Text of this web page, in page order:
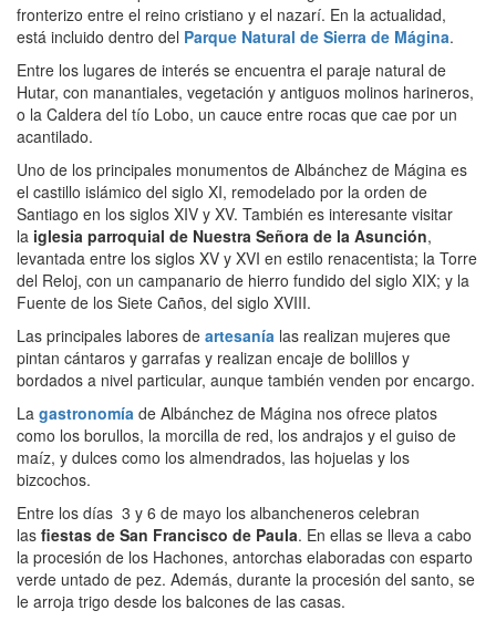
fronterizo entre el reino cristiano y el nazarí. En la actualidad,
está incluido dentro del Parque Natural de Sierra de Mágina.
Entre los lugares de interés se encuentra el paraje natural de
Hutar, con manantiales, vegetación y antiguos molinos harineros,
o la Caldera del tío Lobo, un cauce entre rocas que cae por un
acantilado.
Uno de los principales monumentos de Albánchez de Mágina es
el castillo islámico del siglo XI, remodelado por la orden de
Santiago en los siglos XIV y XV. También es interesante visitar
la iglesia parroquial de Nuestra Señora de la Asunción,
levantada entre los siglos XV y XVI en estilo renacentista; la Torre
del Reloj, con un campanario de hierro fundido del siglo XIX; y la
Fuente de los Siete Caños, del siglo XVIII.
Las principales labores de artesanía las realizan mujeres que
pintan cántaros y garrafas y realizan encaje de bolillos y
bordados a nivel particular, aunque también venden por encargo.
La gastronomía de Albánchez de Mágina nos ofrece platos
como los borullos, la morcilla de red, los andrajos y el guiso de
maíz, y dulces como los almendrados, las hojuelas y los
bizcochos.
Entre los días 3 y 6 de mayo los albancheneros celebran
las fiestas de San Francisco de Paula. En ellas se lleva a cabo
la procesión de los Hachones, antorchas elaboradas con esparto
verde untado de pez. Además, durante la procesión del santo, se
le arroja trigo desde los balcones de las casas.